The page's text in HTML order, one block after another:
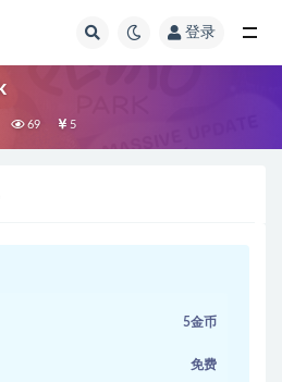
登录
69 5
5金币
免费